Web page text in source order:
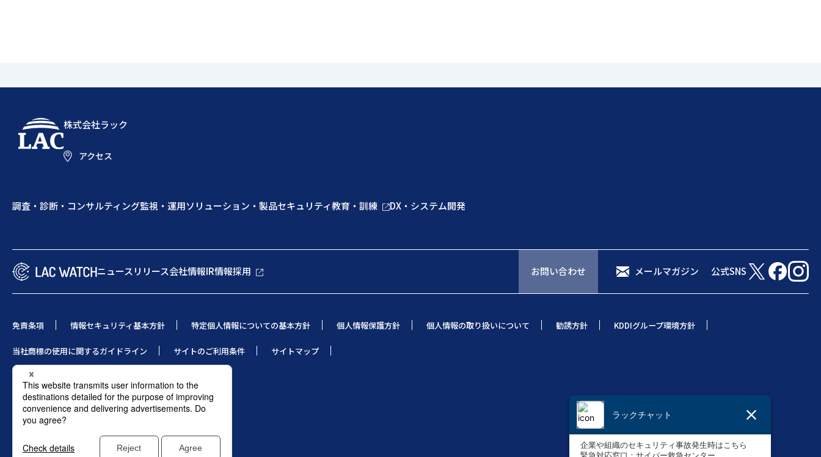
株式会社ラック
アクセス
調査・診断・コンサルティング監視・運用ソリューション・製品セキュリティ教育・訓練 DX・システム開発
ニュースリリース会社情報IR情報採用 お問い合わせ メールマガジン 公式SNS
免責条項 情報セキュリティ基本方針 特定個人情報についての基本方針 個人情報保護方針 個人情報の取り扱いについて 勧誘方針 KDDIグループ環境方針
当社商標の使用に関するガイドライン サイトのご利用条件 サイトマップ
© 1995 LAC Co., Ltd.